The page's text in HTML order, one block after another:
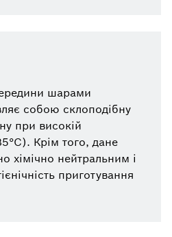
шарами
собою склоподібну
при високій
Крім того, дане
хімічно нейтральним і
приготування